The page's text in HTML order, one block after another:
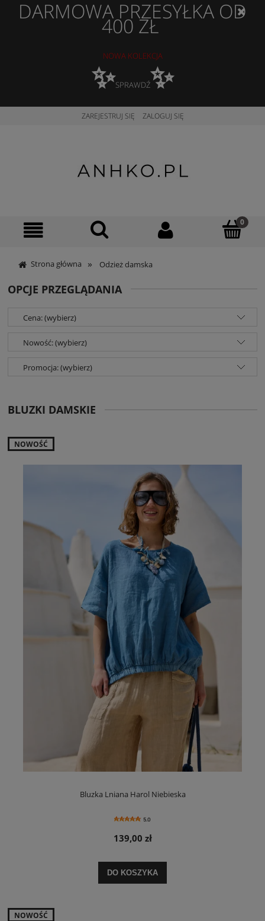
DARMOWA PRZESYŁKA OD
400 ZŁ
NOWA KOLEKCJA
✨SPRAWDŹ✨
ZAREJESTRUJ SIĘ ZALOGUJ SIĘ
Strona główna » Odzież damska
OPCJE PRZEGLĄDANIA
Cena: (wybierz)
Nowość: (wybierz)
Promocja: (wybierz)
BLUZKI DAMSKIE
Bluzka Lniana Harol Niebieska
5.0
139,00 zł
DO KOSZYKA
NOWOŚĆ
NOWOŚĆ